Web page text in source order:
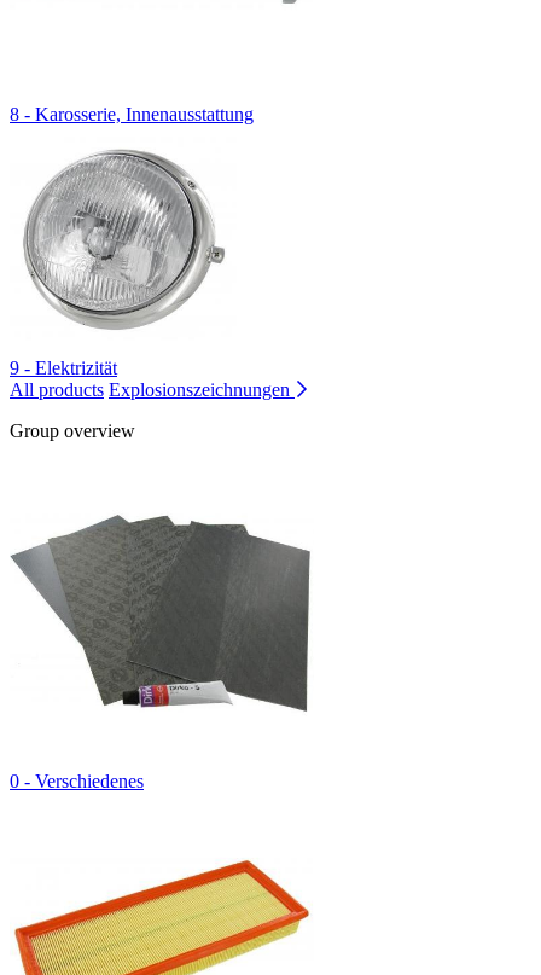
8 - Karosserie, Innenausstattung
9 - Elektrizität
All products Explosionszeichnungen
Group overview
0 - Verschiedenes